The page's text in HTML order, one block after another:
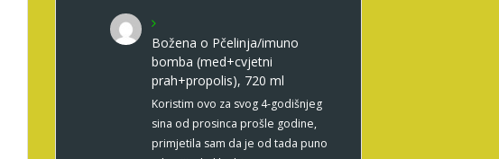
Božena o Pčelinja/imuno
bomba (med+cvjetni
prah+propolis), 720 ml
Koristim ovo za svog 4-godišnjeg
sina od prosinca prošle godine,
primjetila sam da je od tada puno